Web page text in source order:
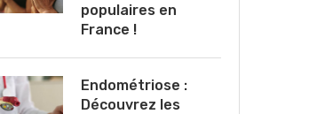
populaires en
France !
Endométriose :
Découvrez les